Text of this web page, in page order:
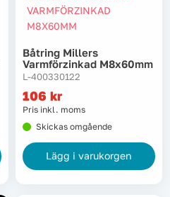
Båtring Millers
Varmförzinkad M8x60mm
L-400330122
106 kr
Pris inkl. moms
Skickas omgående
Lägg i varukorgen